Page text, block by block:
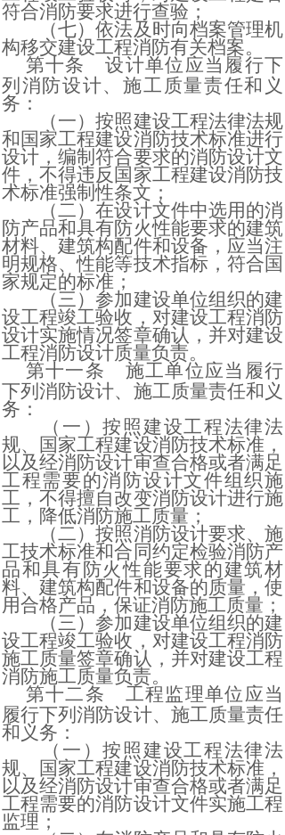
符合消防要求进行查验；
（七）依法及时向档案管理机
构移交建设工程消防有关档案。
第十条
设计单位应当履行下
列消防设计、施工质量责任和义
务：
（一）按照建设工程法律法规
和国家工程建设消防技术标准进行
设计，编制符合要求的消防设计文
件，不得违反国家工程建设消防技
术标准强制性条文；
（二）在设计文件中选用的消
防产品和具有防火性能要求的建筑
材料、建筑构配件和设备，应当注
明规格、性能等技术指标，符合国
家规定的标准；
（三）参加建设单位组织的建
设工程竣工验收，对建设工程消防
设计实施情况签章确认，并对建设
工程消防设计质量负责。
第十一条 施工单位应当履行
下列消防设计、施工质量责任和义
务：
（一）按照建设工程法律法
规、国家工程建设消防技术标准，
以及经消防设计审查合格或者满足
工程需要的消防设计文件组织施
工，不得擅自改变消防设计进行施
工，降低消防施工质量；
（二）按照消防设计要求、施
工技术标准和合同约定检验消防产
品和具有防火性能要求的建筑材
料、建筑构配件和设备的质量，使
用合格产品，保证消防施工质量；
（三）参加建设单位组织的建
设工程竣工验收，对建设工程消防
施工质量签章确认，并对建设工程
消防施工质量负责。
第十二条 工程监理单位应当
履行下列消防设计、施工质量责任
和义务：
（一）按照建设工程法律法
规、国家工程建设消防技术标准，
以及经消防设计审查合格或者满足
工程需要的消防设计文件实施工程
监理；